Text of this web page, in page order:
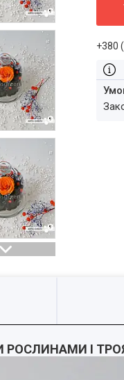
+380
РОСЛИНАМИ І